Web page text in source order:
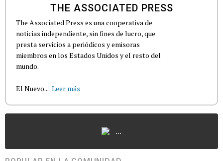
THE ASSOCIATED PRESS
The Associated Press es una cooperativa de
noticias independiente, sin fines de lucro, que
presta servicios a periódicos y emisoras
miembros en los Estados Unidos y el resto del
mundo.
El Nuevo... Leer más
...